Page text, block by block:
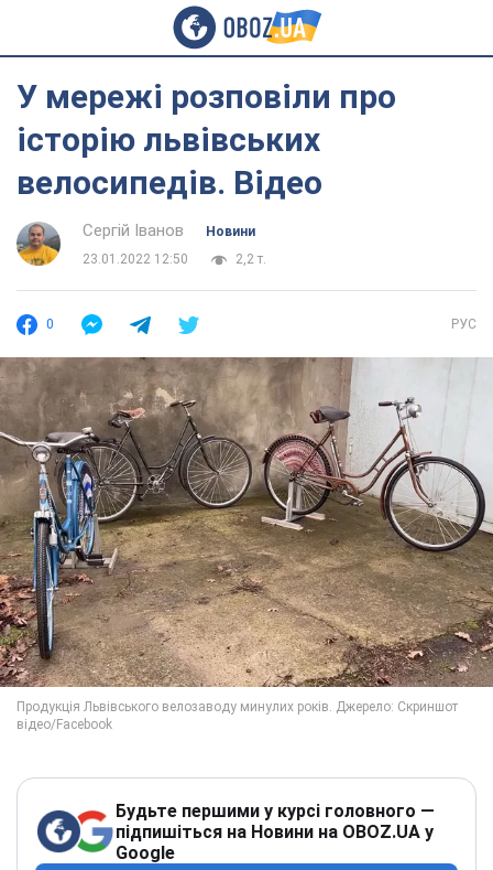
У мережі розповіли про
історію львівських
велосипедів. Відео
Сергій Іванов
Новини
23.01.2022 12:50
2,2 т.
0 РУС
Будьте першими у курсі головного —
підпишіться на Новини на OBOZ.UA у
Google